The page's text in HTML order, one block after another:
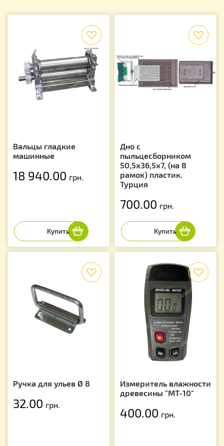
Вальцы гладкие
машинные
18 940.00 грн.
Дно с
пыльцесборником
50,5х36,5х7, (на 8
рамок) пластик.
Турция
700.00 грн.
Ручка для ульев Ø 8
32.00 грн.
Измеритель влажности
древесины "МТ-10"
400.00 грн.